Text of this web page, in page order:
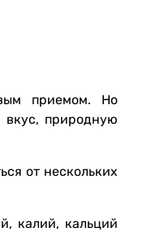
приемом. Но
вкус, природную
от нескольких
калий, кальций